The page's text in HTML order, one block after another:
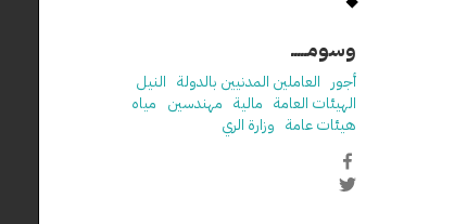
وسومـــــ
أجور العاملين المدنيين بالدولة النيل
الهيئات العامة مالية مهندسين مياه
هيئات عامة وزارة الري